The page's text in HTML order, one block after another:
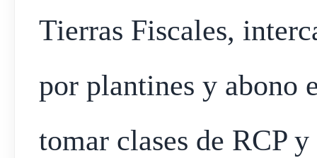
Tierras Fiscales,
por plantines y abono
tomar clases de RCP